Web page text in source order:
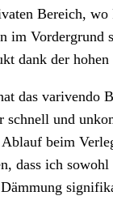
Bereich, wo
im Vordergrund
dank der
das varivendo
schnell und
beim
dass ich